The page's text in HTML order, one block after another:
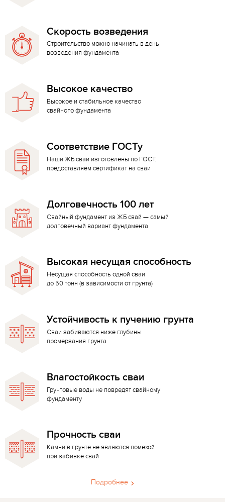
Скорость возведения
Строительство можно начинать в день
возведения фундамента
Высокое качество
Высокое и стабильное качество
свайного фундамента
Соответствие ГОСТу
Наши ЖБ сваи изготовлены по ГОСТ,
предоставляем сертификат на сваи
Долговечность 100 лет
Свайный фундамент из ЖБ свай — самый
долговечный вариант фундамента
Высокая несущая способность
Несущая способность одной сваи
до 50 тонн (в зависимости от грунта)
Устойчивость к пучению грунта
Сваи забиваются ниже глубины
промерзания грунта
Влагостойкость сваи
Грунтовые воды не повредят свайному
фундаменту
Прочность сваи
Камни в грунте не являются помехой
при забивке свай
Подробнее